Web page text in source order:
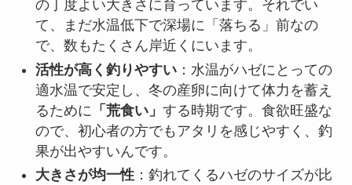
の丁度よい大きさに育っています。それでい
て、まだ水温低下で深場に「落ちる」前なの
で、数もたくさん岸近くにいます。
活性が高く釣りやすい：水温がハゼにとっての
適水温で安定し、冬の産卵に向けて体力を蓄え
るために 「荒食い」 する時期です。食欲旺盛な
ので、初心者の方でもアタリを感じやすく、釣
果が出やすいんです。
大きさが均一性：釣れてくるハゼのサイズが比